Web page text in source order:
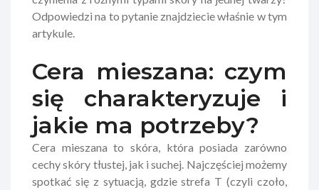
Odpowiedzi na to pytanie znajdziecie właśnie w tym
artykule.
Cera mieszana: czym
się charakteryzuje i
jakie ma potrzeby?
Cera mieszana to skóra, która posiada zarówno
cechy skóry tłustej, jak i suchej. Najczęściej możemy
spotkać się z sytuacją, gdzie strefa T (czyli czoło,